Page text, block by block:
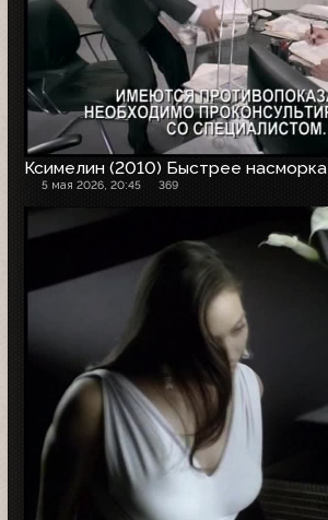
Ксимелин (2010) Быстрее насморка
5 мая 2026, 20:45 369